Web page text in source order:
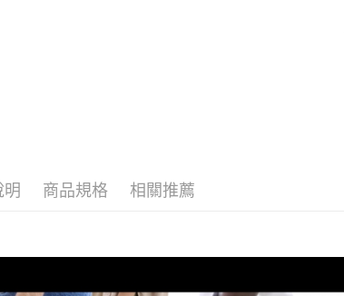
明 商品規格 相關推薦